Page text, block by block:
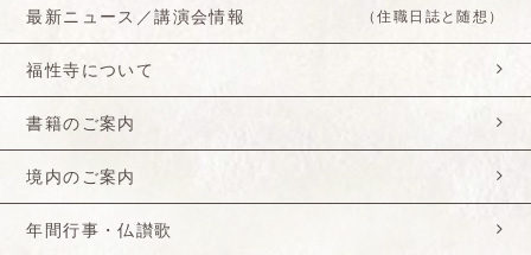
最新ニュース／講演会情報 （住職日誌と随想）
福性寺について
書籍のご案内
境内のご案内
年間行事・仏讃歌